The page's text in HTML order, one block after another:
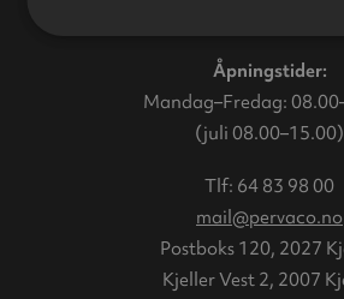
Åpningstider:
Mandag–Fredag:
(juli 08.00–15.00)
Tlf: 64 83 98 00
mail@pervaco.no
Postboks 120, 2027
Kjeller Vest 2, 2007